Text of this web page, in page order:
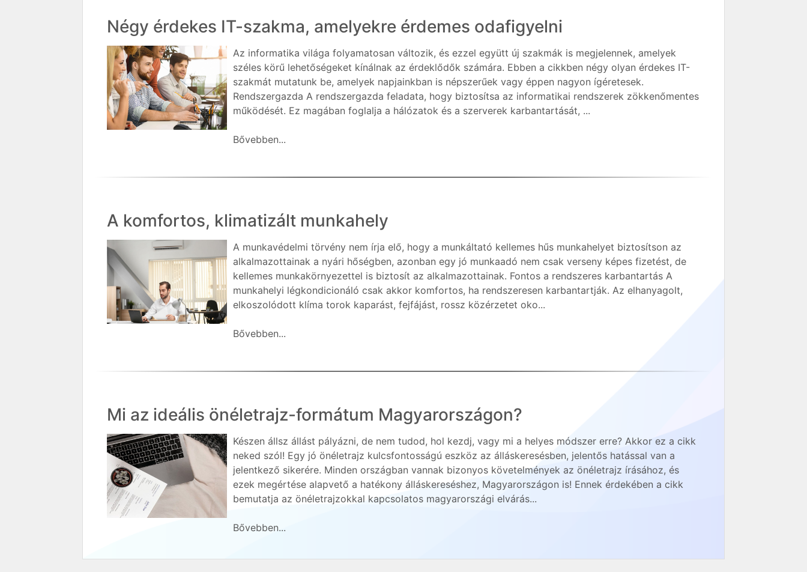
Négy érdekes IT-szakma, amelyekre érdemes odafigyelni
Az informatika világa folyamatosan változik, és ezzel együtt új szakmák is megjelennek, amelyek
széles körű lehetőségeket kínálnak az érdeklődők számára. Ebben a cikkben négy olyan érdekes IT-
szakmát mutatunk be, amelyek napjainkban is népszerűek vagy éppen nagyon ígéretesek.
Rendszergazda A rendszergazda feladata, hogy biztosítsa az informatikai rendszerek zökkenőmentes
működését. Ez magában foglalja a hálózatok és a szerverek karbantartását, ...
Bővebben...
A komfortos, klimatizált munkahely
A munkavédelmi törvény nem írja elő, hogy a munkáltató kellemes hűs munkahelyet biztosítson az
alkalmazottainak a nyári hőségben, azonban egy jó munkaadó nem csak verseny képes fizetést, de
kellemes munkakörnyezettel is biztosít az alkalmazottainak. Fontos a rendszeres karbantartás A
munkahelyi légkondicionáló csak akkor komfortos, ha rendszeresen karbantartják. Az elhanyagolt,
elkoszolódott klíma torok kaparást, fejfájást, rossz közérzetet oko...
Bővebben...
Mi az ideális önéletrajz-formátum Magyarországon?
Készen állsz állást pályázni, de nem tudod, hol kezdj, vagy mi a helyes módszer erre? Akkor ez a cikk
neked szól! Egy jó önéletrajz kulcsfontosságú eszköz az álláskeresésben, jelentős hatással van a
jelentkező sikerére. Minden országban vannak bizonyos követelmények az önéletrajz írásához, és
ezek megértése alapvető a hatékony álláskereséshez, Magyarországon is! Ennek érdekében a cikk
bemutatja az önéletrajzokkal kapcsolatos magyarországi elvárás...
Bővebben...